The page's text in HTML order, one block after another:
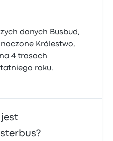
danych Busbud,
Królestwo,
4 trasach
roku.
jest